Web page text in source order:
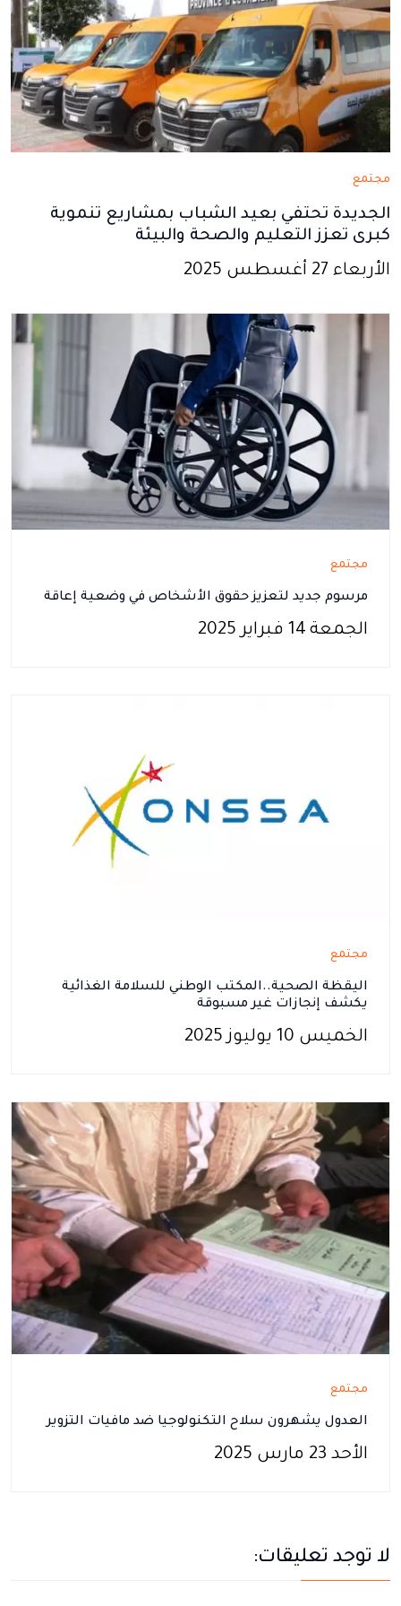
مجتمع
الجديدة تحتفي بعيد الشباب بمشاريع تنموية
كبرى تعزز التعليم والصحة والبيئة
الأربعاء 27 أغسطس 2025
مجتمع
مرسوم جديد لتعزيز حقوق الأشخاص في وضعية إعاقة
الجمعة 14 فبراير 2025
مجتمع
اليقظة الصحية..المكتب الوطني للسلامة الغذائية
يكشف إنجازات غير مسبوقة
الخميس 10 يوليوز 2025
مجتمع
العدول يشهرون سلاح التكنولوجيا ضد مافيات التزوير
الأحد 23 مارس 2025
لا توجد تعليقات: